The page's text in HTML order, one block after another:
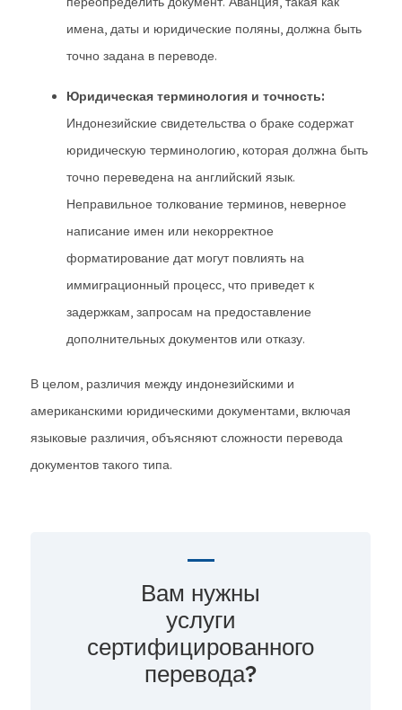
имена, даты и юридические поляны, должна быть
точно задана в переводе.
Юридическая терминология и точность:
Индонезийские свидетельства о браке содержат
юридическую терминологию, которая должна быть
точно переведена на английский язык.
Неправильное толкование терминов, неверное
написание имен или некорректное
форматирование дат могут повлиять на
иммиграционный процесс, что приведет к
задержкам, запросам на предоставление
дополнительных документов или отказу.
В целом, различия между индонезийскими и
американскими юридическими документами, включая
языковые различия, объясняют сложности перевода
документов такого типа.
Вам нужны
услуги
сертифицированного
перевода?